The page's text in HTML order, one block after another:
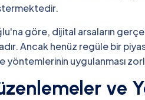
göre, dijital arsaların
Ancak henüz regüle bir
uygulanması
ve